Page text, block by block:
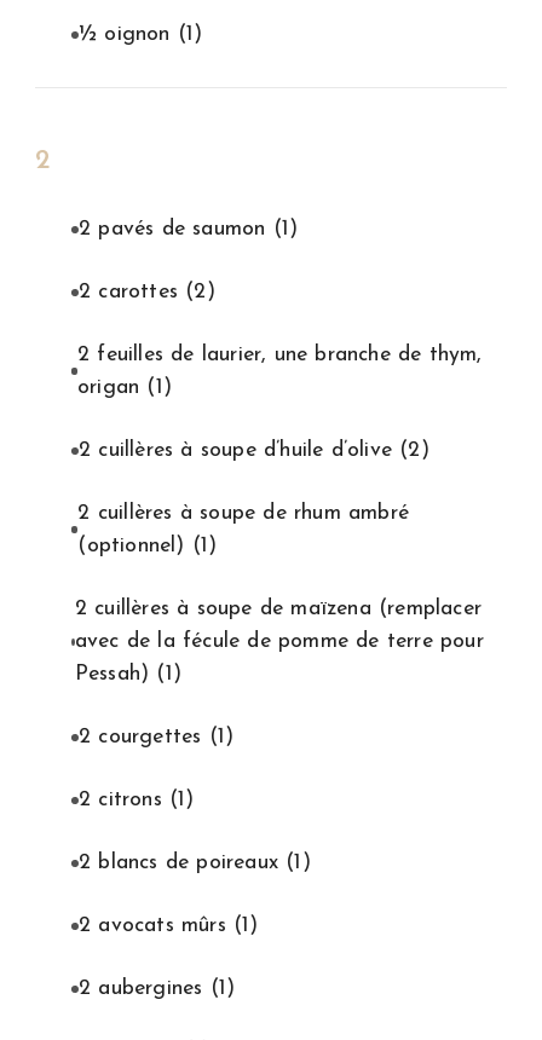
½ oignon (1)
2
2 pavés de saumon (1)
2 carottes (2)
2 feuilles de laurier, une branche de thym,
origan (1)
2 cuillères à soupe d’huile d’olive (2)
2 cuillères à soupe de rhum ambré
(optionnel) (1)
2 cuillères à soupe de maïzena (remplacer
avec de la fécule de pomme de terre pour
Pessah) (1)
2 courgettes (1)
2 citrons (1)
2 blancs de poireaux (1)
2 avocats mûrs (1)
2 aubergines (1)